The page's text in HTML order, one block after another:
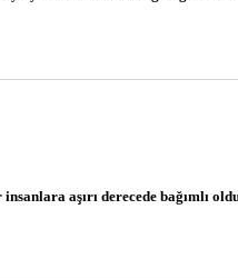
aşırı derecede bağımlı